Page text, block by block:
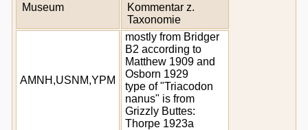
Museum
Kommentar z.
Taxonomie
AMNH,USNM,YPM
mostly from Bridger
B2 according to
Matthew 1909 and
Osborn 1929
type of "Triacodon
nanus" is from
Grizzly Buttes:
Thorpe 1923a